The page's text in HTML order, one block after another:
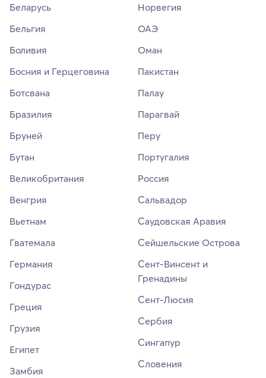
Беларусь
Бельгия
Боливия
Босния и Герцеговина
Ботсвана
Бразилия
Бруней
Бутан
Великобритания
Венгрия
Вьетнам
Гватемала
Германия
Гондурас
Греция
Грузия
Египет
Замбия
Норвегия
ОАЭ
Оман
Пакистан
Палау
Парагвай
Перу
Португалия
Россия
Сальвадор
Саудовская Аравия
Сейшельские Острова
Сент-Винсент и
Гренадины
Сент-Люсия
Сербия
Сингапур
Словения